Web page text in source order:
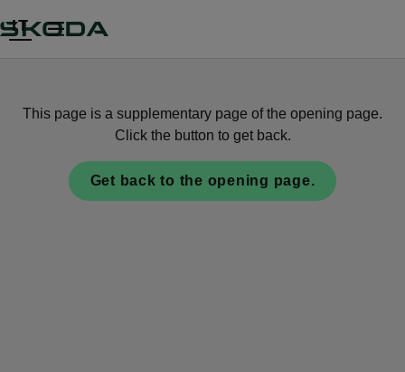
IT
This page is a supplementary page of the opening page.
Click the button to get back.
Get back to the opening page.